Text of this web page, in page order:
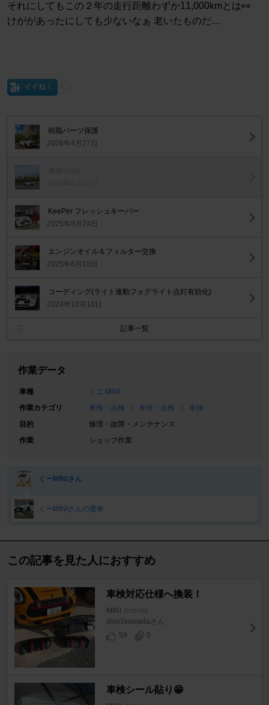
それにしてもこの２年の走行距離わずか11,000kmとは👀
けががあったにしても少ないなぁ 老いたものだ…
イイね！
樹脂パーツ保護
2026年4月27日
KeePer フレッシュキーパー
2025年9月24日
エンジンオイル＆フィルター交換
2025年6月18日
コーディング(ライト連動フォグライト点灯有効化)
2024年10月18日
記事一覧
作業データ
車種
ミニ MINI
作業カテゴリ
車検・点検 車検・点検
車検
目的
修理・故障・メンテナンス
作業
ショップ作業
くーMINIさん
くーMINIさんの愛車
この記事を見た人におすすめ
車検対応仕様へ換装！
MINI [F55/56]
shin1kawadaさん
59
0
車検シール貼り😁